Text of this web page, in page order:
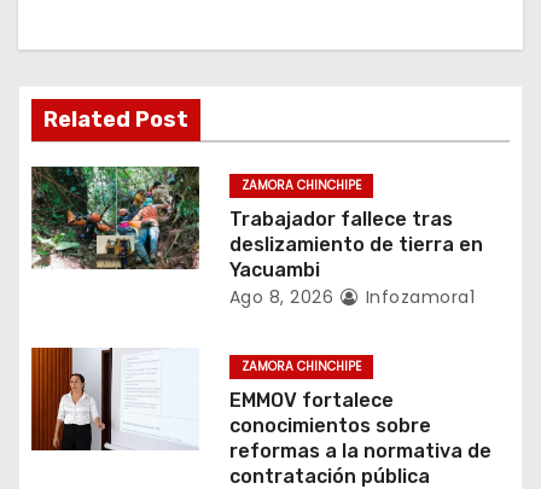
i
ó
n
d
e
n
t
r
Related Post
ZAMORA CHINCHIPE
Trabajador fallece tras
deslizamiento de tierra en
Yacuambi
Ago 8, 2026 Infozamora1
ZAMORA CHINCHIPE
EMMOV fortalece
conocimientos sobre
reformas a la normativa de
contratación pública